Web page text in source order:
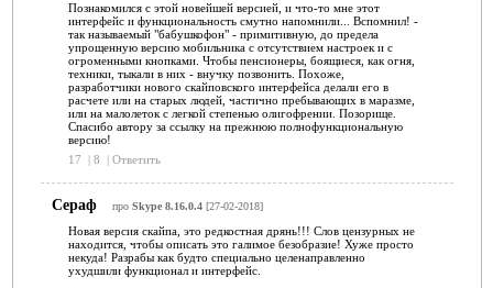
Познакомился с этой новейшей версией, и что-то мне этот
интерфейс и функциональность смутно напомнили... Вспомнил! -
так называемый "бабушкофон" - примитивную, до предела
упрощенную версию мобильника с отсутствием настроек и с
огроменными кнопками. Чтобы пенсионеры, боящиеся, как огня,
техники, тыкали в них - внучку позвонить. Похоже,
разработчики нового скайповского интерфейса делали его в
расчете или на старых людей, частично пребывающих в маразме,
или на малолеток с легкой степенью олигофрении. Позорище.
Спасибо автору за ссылку на прежнюю полнофункциональную
версию!
17
| 8 | Ответить
Сераф про Skype 8.16.0.4[27-02-2018]
Новая версия скайпа, это редкостная дрянь!!! Слов цензурных не
находится, чтобы описать это галимое безобразие! Хуже просто
некуда! Разрабы как будто специально целенаправленно
ухудшили функционал и интерфейс.